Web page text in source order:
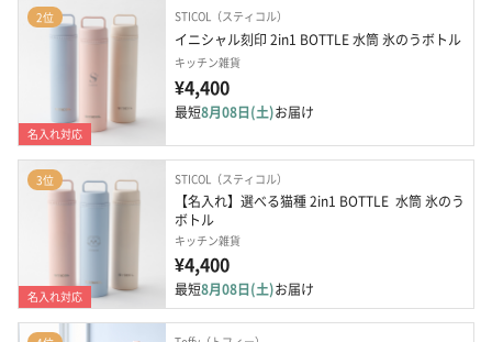
2位
名入れ対応
STICOL（スティコル）
イニシャル刻印 2in1 BOTTLE 水筒 氷のうボトル
キッチン雑貨
¥4,400
最短8月08日(土)お届け
3位
名入れ対応
STICOL（スティコル）
【名入れ】選べる猫種 2in1 BOTTLE  水筒 氷のう
ボトル
キッチン雑貨
¥4,400
最短8月08日(土)お届け